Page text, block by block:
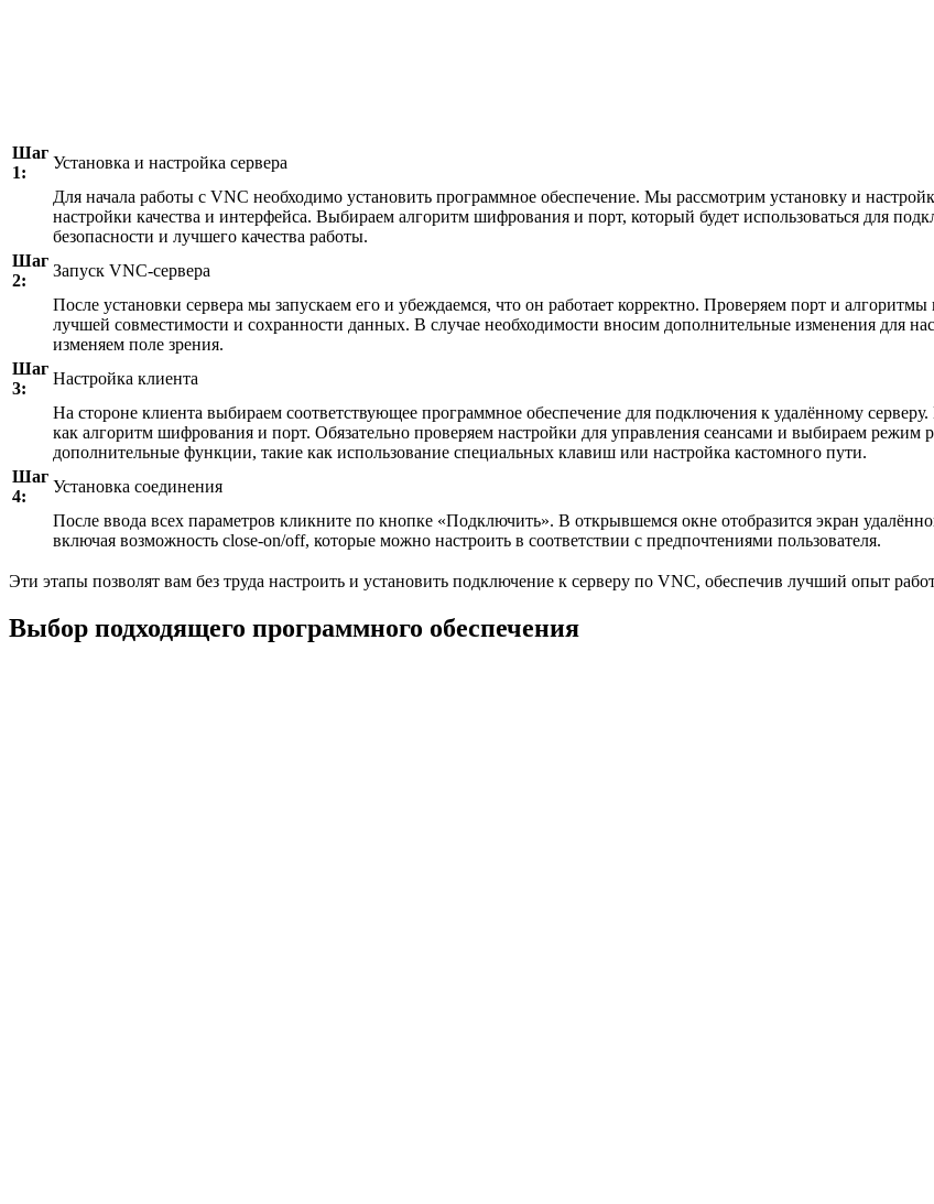
Шаг
1:
Установка и настройка сервера
Для начала работы с VNC необходимо установить программное обеспечение. Мы рассмотрим установку и
настройки качества и интерфейса. Выбираем алгоритм шифрования и порт, который будет использоваться для
безопасности и лучшего качества работы.
Шаг
2:
Запуск VNC-сервера
После установки сервера мы запускаем его и убеждаемся, что он работает корректно. Проверяем порт и
лучшей совместимости и сохранности данных. В случае необходимости вносим дополнительные изменения для
изменяем поле зрения.
Шаг
3:
Настройка клиента
На стороне клиента выбираем соответствующее программное обеспечение для подключения к удалённому
как алгоритм шифрования и порт. Обязательно проверяем настройки для управления сеансами и выбираем
дополнительные функции, такие как использование специальных клавиш или настройка кастомного пути.
Шаг
4:
Установка соединения
После ввода всех параметров кликните по кнопке «Подключить». В открывшемся окне отобразится экран
включая возможность close-on/off, которые можно настроить в соответствии с предпочтениями пользователя.
Эти этапы позволят вам без труда настроить и установить подключение к серверу по VNC, обеспечив лучший опыт
Выбор подходящего программного обеспечения